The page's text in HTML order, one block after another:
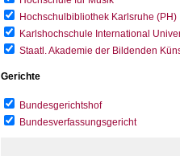
Hochschulbibliothek Karlsruhe (PH)
Karlshochschule International
Staatl. Akademie der Bildenden
Gerichte
Bundesgerichtshof
Bundesverfassungsgericht